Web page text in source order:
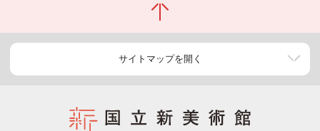
サイトマップを開く